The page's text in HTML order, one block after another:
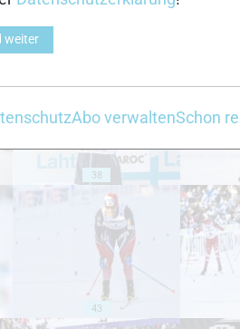
38
43
weiter
Abo verwaltenSchon